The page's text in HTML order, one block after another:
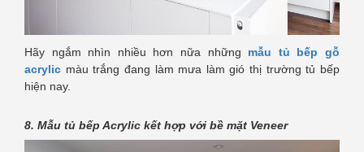
Hãy ngắm nhìn nhiều hơn nữa những mẫu tủ bếp gỗ
acrylic màu trắng đang làm mưa làm gió thị trường tủ bếp
hiện nay.
8. Mẫu tủ bếp Acrylic kết hợp với bề mặt Veneer